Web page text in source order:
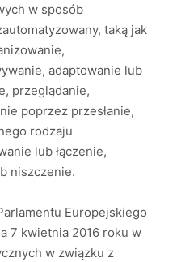
w sposób
taką jak
adaptowanie lub
przeglądanie,
poprzez przesłanie,
rodzaju
lub łączenie,
niszczenie.
Europejskiego
7 kwietnia 2016 roku w
w związku z